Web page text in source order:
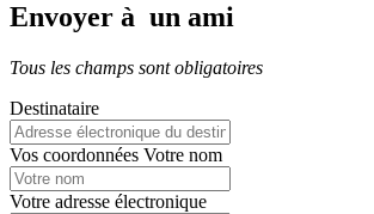
Envoyer à un ami
Tous les champs sont obligatoires
Destinataire
Vos coordonnées Votre nom
Votre adresse électronique